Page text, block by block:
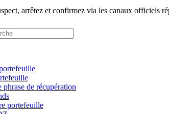
arrêtez et confirmez via les canaux officiels
de récupération
portefeuille